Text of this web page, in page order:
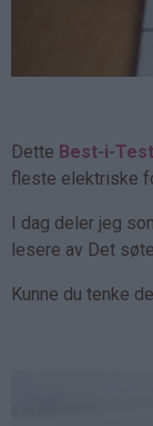
Dette Best-i-
fleste elektriske
I dag deler jeg
lesere av Det
Kunne du tenke